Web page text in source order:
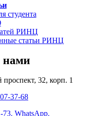
студента
РИНЦ
статьи РИНЦ
нами
32, корп. 1
37-68
73. WhatsApp.